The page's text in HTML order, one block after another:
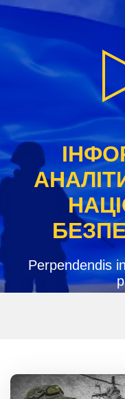
Skip
content
Perpendendis